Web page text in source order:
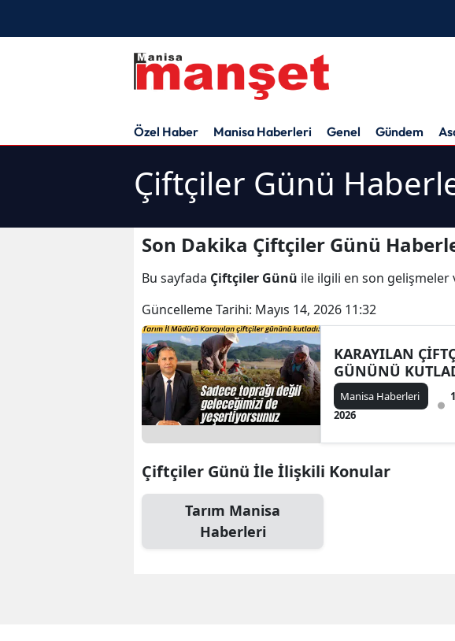
Özel Haber Manisa Haberleri Genel Gündem
Çiftçiler Günü
Son Dakika Çiftçiler Günü
Bu sayfada Çiftçiler Günü ile ilgili en son gelişmeler
Güncelleme Tarihi: Mayıs 14, 2026 11:32
KARAYILAN
GÜNÜNÜ
Manisa Haberleri
2026
Çiftçiler Günü İle İlişkili Konular
Tarım Manisa
Haberleri